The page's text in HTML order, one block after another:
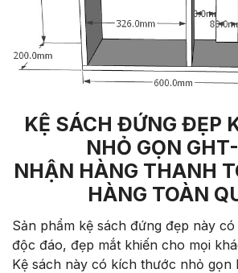
KỆ SÁCH ĐỨNG ĐẸP
NHỎ GỌN
NHẬN HÀNG THANH
HÀNG TOÀN
Sản phẩm kệ sách đứng đẹp này
độc đáo, đẹp mắt khiến cho mọi
Kệ sách này có kích thước nhỏ gọn